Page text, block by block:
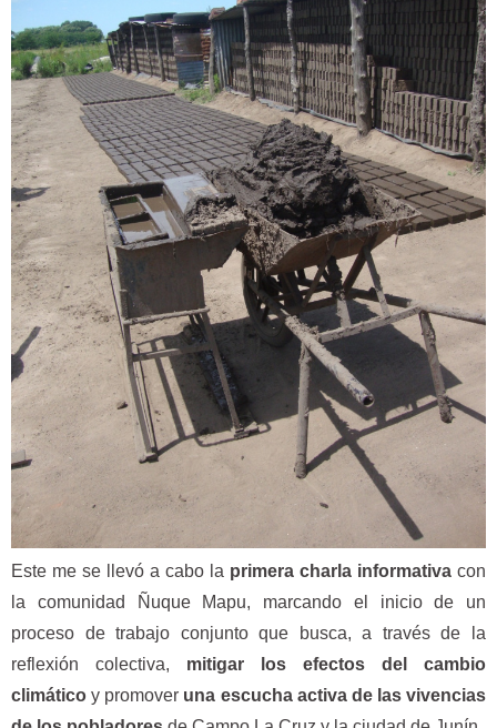
Este me se llevó a cabo la primera charla informativa con
la comunidad Ñuque Mapu, marcando el inicio de un
proceso de trabajo conjunto que busca, a través de la
reflexión colectiva, mitigar los efectos del cambio
climático y promover una escucha activa de las vivencias